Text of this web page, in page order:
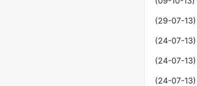
(29-07-13)
(24-07-13)
(24-07-13)
(24-07-13)